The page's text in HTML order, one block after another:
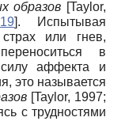
образов [Taylor,
]. Испытывая
или гнев,
в
аффекта и
это называется
[Taylor, 1997;
с трудностями